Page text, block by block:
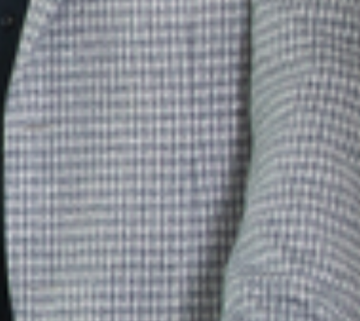
Ihr Immobilienmakler in Lörrach und
Umgebung – persönlich beraten,
erfolgreich verkaufen
Das eigene Haus bedeutet für sehr viele Menschen
mehr als nur vier Wände mit einem Dach darauf, und
das zu Recht. Das eigene Haus ist das Zuhause und
der Rückzugsort, verbunden mit sehr schönen
Erinnerungen und starken Emotionen.
Dementsprechend, liegen Ihre Vorteile bei mir:
Umfassende Auswahl: Ich biete eine vielfältige
Auswahl an Immobilienobjekten, die verschiedene
Stile, Größen und Preisklassen abdecken. Von
modernen Neubauten bis hin zu charmanten